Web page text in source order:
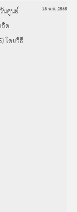
นศูนย์
ต
โดยวิธี
18 พ.ย. 2565